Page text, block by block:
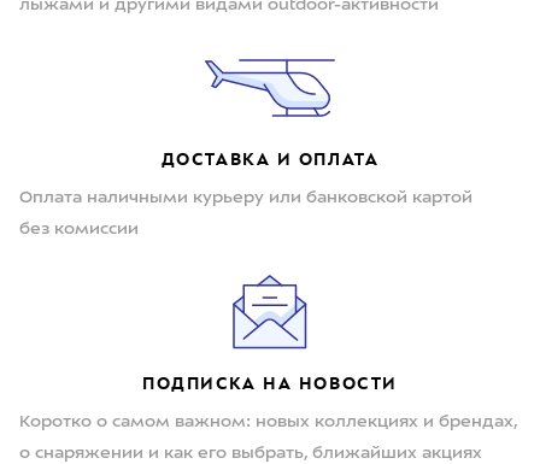
лыжами и другими видами outdoor-активности
ДОСТАВКА И ОПЛАТА
Оплата наличными курьеру или банковской картой
без комиссии
ПОДПИСКА НА НОВОСТИ
Коротко о самом важном: новых коллекциях и брендах,
о снаряжении и как его выбрать, ближайших акциях